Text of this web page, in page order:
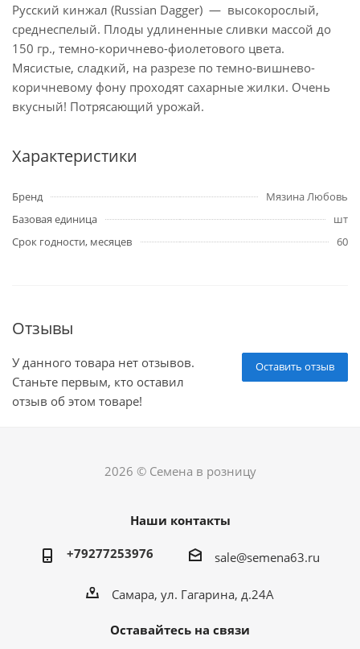
Русский кинжал (Russian Dagger) — высокорослый,
среднеспелый. Плоды удлиненные сливки массой до
150 гр., темно-коричнево-фиолетового цвета.
Мясистые, сладкий, на разрезе по темно-вишнево-
коричневому фону проходят сахарные жилки. Очень
вкусный! Потрясающий урожай.
Характеристики
Бренд
Мязина Любовь
Базовая единица
шт
Срок годности, месяцев
60
Отзывы
Оставить отзыв
У данного товара нет отзывов.
Станьте первым, кто оставил
отзыв об этом товаре!
2026 © Семена в розницу
Наши контакты
+79277253976 sale@semena63.ru
Самара, ул. Гагарина, д.24А
Оставайтесь на связи